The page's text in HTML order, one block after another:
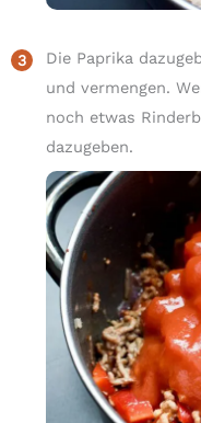
Die Paprika
und vermengen.
noch etwas
dazugeben.